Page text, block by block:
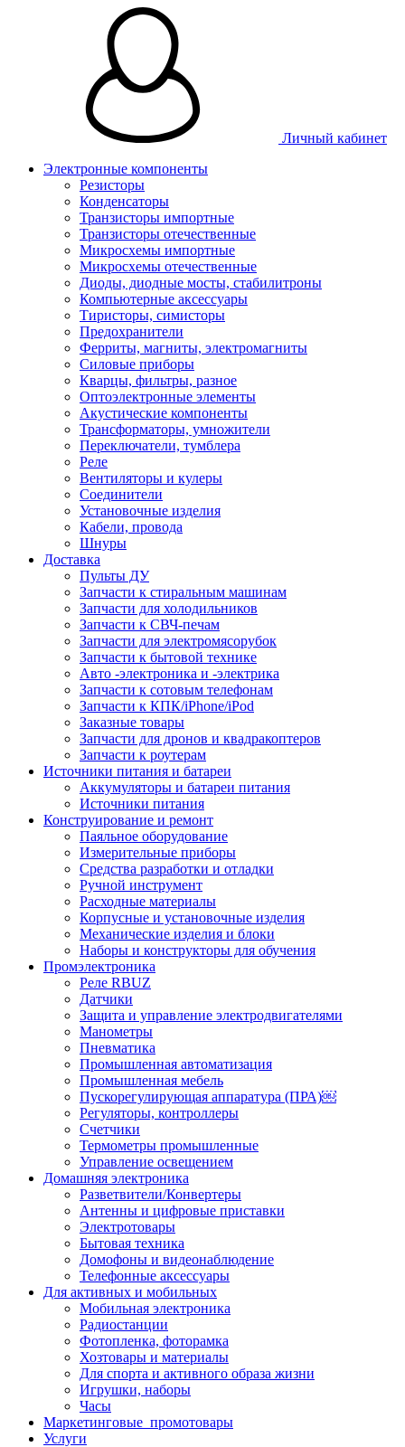
Личный кабинет
Электронные компоненты
Резисторы
Конденсаторы
Транзисторы импортные
Транзисторы отечественные
Микросхемы импортные
Микросхемы отечественные
Диоды, диодные мосты, стабилитроны
Компьютерные аксессуары
Тиристоры, симисторы
Предохранители
Ферриты, магниты, электромагниты
Силовые приборы
Кварцы, фильтры, разное
Оптоэлектронные элементы
Акустические компоненты
Трансформаторы, умножители
Переключатели, тумблера
Реле
Вентиляторы и кулеры
Соединители
Установочные изделия
Кабели, провода
Шнуры
Доставка
Пульты ДУ
Запчасти к стиральным машинам
Запчасти для холодильников
Запчасти к СВЧ-печам
Запчасти для электромясорубок
Запчасти к бытовой технике
Авто -электроника и -электрика
Запчасти к сотовым телефонам
Запчасти к КПК/iPhone/iPod
Заказные товары
Запчасти для дронов и квадракоптеров
Запчасти к роутерам
Источники питания и батареи
Аккумуляторы и батареи питания
Источники питания
Конструирование и ремонт
Паяльное оборудование
Измерительные приборы
Средства разработки и отладки
Ручной инструмент
Расходные материалы
Корпусные и установочные изделия
Механические изделия и блоки
Наборы и конструкторы для обучения
Промэлектроника
Реле RBUZ
Датчики
Защита и управление электродвигателями
Манометры
Пневматика
Промышленная автоматизация
Промышленная мебель
Пускорегулирующая аппаратура (ПРА)￼
Регуляторы, контроллеры
Счетчики
Термометры промышленные
Управление освещением
Домашняя электроника
Разветвители/Конвертеры
Антенны и цифровые приставки
Электротовары
Бытовая техника
Домофоны и видеонаблюдение
Телефонные аксессуары
Для активных и мобильных
Мобильная электроника
Радиостанции
Фотопленка, фоторамка
Хозтовары и материалы
Для спорта и активного образа жизни
Игрушки, наборы
Часы
Маркетинговые_промотовары
Услуги